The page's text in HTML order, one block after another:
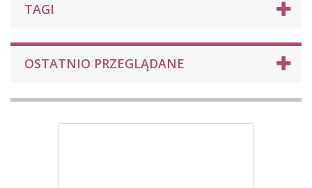
TAGI
OSTATNIO PRZEGLĄDANE